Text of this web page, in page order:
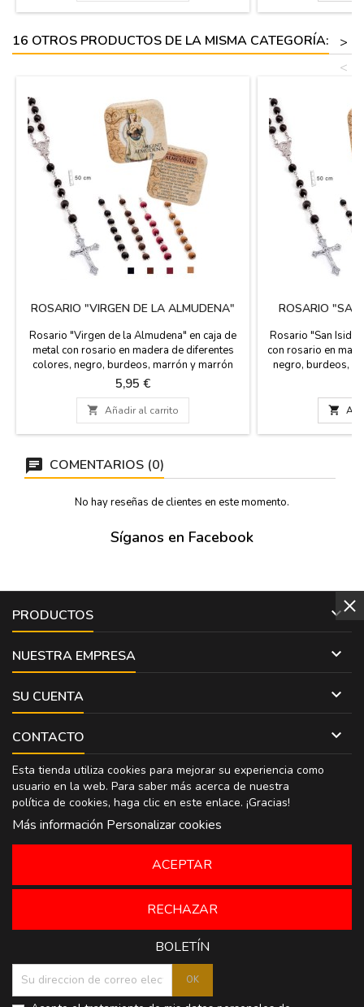
16 OTROS PRODUCTOS DE LA MISMA CATEGORÍA:
>
<
ROSARIO "VIRGEN DE LA ALMUDENA"
Rosario "Virgen de la Almudena" en caja de
metal con rosario en madera de diferentes
colores, negro, burdeos, marrón y marrón
claro. La cajita puede también servir como
pastillero. Por detrás de la cajita, viene escrita
una breve historia de la virgen de la
Almudena. Mide: 50 cm de largo del rosario
Medida de la caja: 50X50 cm
Precio
5,95 €
 Añadir al carrito
ROSARIO
Rosario "San
con rosario en
negro, burdeos,
Por detrás de la
historia de San
de largo.

COMENTARIOS (0)
No hay reseñas de clientes en este momento.
Síganos en Facebook
PRODUCTOS 
NUESTRA EMPRESA 
SU CUENTA 
CONTACTO 
Esta tienda utiliza cookies para mejorar su experiencia como
usuario en la web. Para saber más acerca de nuestra
política de cookies, haga clic en este enlace. ¡Gracias!
Más información Personalizar cookies
RECHAZAR
ACEPTAR
BOLETÍN